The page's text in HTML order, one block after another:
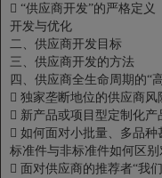
 “供应商开发”的严格定义
开发与优化
二、供应商开发目标
三、供应商开发的方法
四、供应商全生命周期的“
 独家垄断地位的供应商风
 新产品或项目型定制化
 如何面对小批量、多品
标准件与非标准件如何区别
 面对供应商的推荐者“我